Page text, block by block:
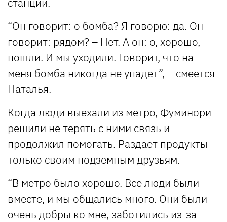
“Он говорит: о бомба? Я говорю: да. Он
говорит: рядом? – Нет. А он: о, хорошо,
пошли. И мы уходили. Говорит, что на
меня бомба никогда не упадет”, – смеется
Наталья.
Когда люди выехали из метро, Фуминори
решили не терять с ними связь и
продолжил помогать. Раздает продукты
только своим подземным друзьям.
“В метро было хорошо. Все люди были
вместе, и мы общались много. Они были
очень добры ко мне, заботились из-за